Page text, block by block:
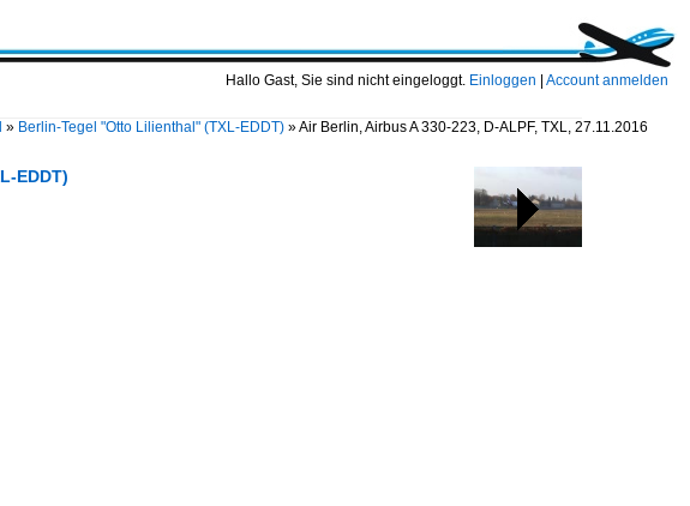
Hallo Gast, Sie sind nicht eingeloggt. Einloggen Account anmelden
» Berlin-Tegel "Otto Lilienthal" (TXL-EDDT) »Air Berlin, Airbus A 330-223, D-ALPF, TXL, 27.11.2016
EDDT)